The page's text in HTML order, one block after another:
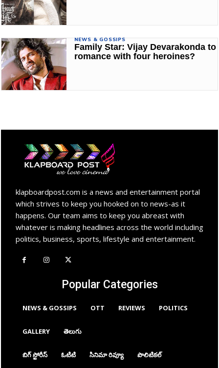
NEWS & GOSSIPS
Family Star: Vijay Devarakonda to
romance with four heroines?
klapboardpost.com is a news and entertainment portal
which strives to keep you hooked on to news-as it
happens. Our team aims to keep you abreast with
whatever is making headlines across the world including
politics, business, sports, lifestyle and entertainment.
Popular Categories
NEWS & GOSSIPS OTT REVIEWS POLITICS
GALLERY తెలుగు
బిగ్ స్టోరీస్ ఓటిటి సినిమా రివ్యూ పొలిటికల్